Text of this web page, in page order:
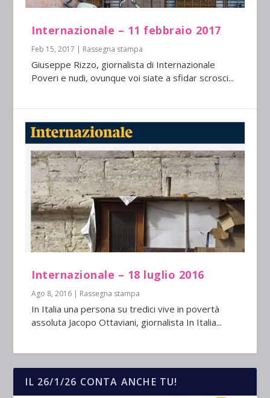
Internazionale – 11 febbraio 2017
Feb 15, 2017 | Rassegna stampa
Giuseppe Rizzo, giornalista di Internazionale
Poveri e nudi, ovunque voi siate a sfidar scrosci...
Internazionale – 18 luglio 2016
Ago 8, 2016 | Rassegna stampa
In Italia una persona su tredici vive in povertà
assoluta Jacopo Ottaviani, giornalista In Italia...
IL 26/1/26 CONTA ANCHE TU!